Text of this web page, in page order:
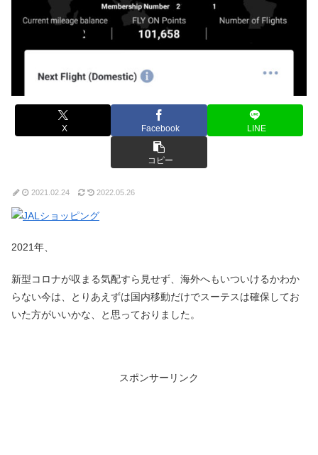
X Facebook LINE
コピー
2021.02.24 2022.05.26
2021年、
新型コロナが収まる気配すら見せず、海外へもいついけるかわか
らない今は、とりあえずは国内移動だけでスーテスは確保してお
いた方がいいかな、と思っておりました。
スポンサーリンク